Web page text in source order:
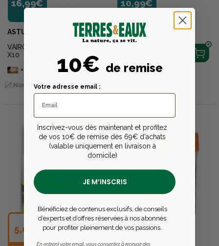
16,99€
ASTUCIT
VAIRONS 4/5 BOCAL
X10
+ sur la carte
Non vendu en livraison
10,99€
BERKLEY
TEIGNES
+10pointssur la carte
5,02€ 8,99€
10€ de remise
Votre adresse email :
Inscrivez-vous dès maintenant et profitez
de vos 10€ de remise dès 69€ d'achats
(valable uniquement en livraison à
domicile)
JE M’INSCRIS
Bénéficiez de contenus exclusifs, de conseils
d’experts et d’offres réservées à nos abonnés
pour profiter pleinement de vos passions.
En entrant votre email, vous consentez à recevoir des